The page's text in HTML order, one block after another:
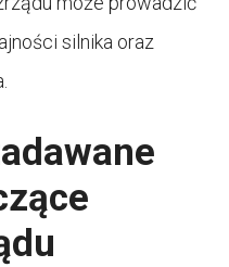
silnika oraz